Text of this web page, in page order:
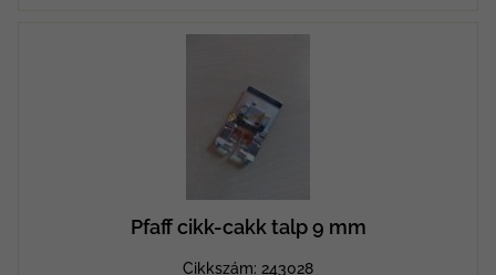
Pfaff cikk-cakk talp 9 mm
Cikkszám: 243028